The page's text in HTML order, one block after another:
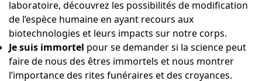
laboratoire, découvrez les possibilités de modification
de l’espèce humaine en ayant recours aux
biotechnologies et leurs impacts sur notre corps.
Je suis immortel pour se demander si la science peut
faire de nous des êtres immortels et nous montrer
l’importance des rites funéraires et des croyances.